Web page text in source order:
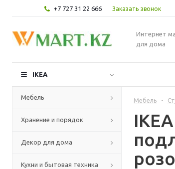
+7 727 31 22 666 Заказать звонок
Интернет
для дома
IKEA
Мебель
Хранение и порядок
Декор для дома
Кухни и бытовая техника
Мебель -